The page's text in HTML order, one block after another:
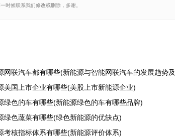
时候联系我们修改或删除，多谢。
网联汽车都有哪些(新能源与智能网联汽车的发展趋势及现状)
美国上市企业有哪些(美股上市新能源企业)
绿色的车有哪些(新能源绿色的车有哪些品牌)
绿色蔬菜有哪些(绿色新能源的优缺点)
考核指标体系有哪些(新能源评价体系)